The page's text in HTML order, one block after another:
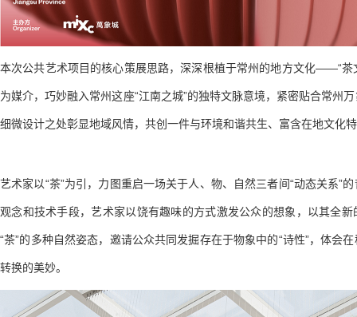
本次公共艺术项目的核心策展思路，深深根植于常州的地方文化——“茶
为媒介，巧妙融入常州这座“江南之城”的独特文脉意境，紧密贴合常州
细微设计之处彰显地域风情，共创一件与环境和谐共生、富含在地文化
艺术家以“茶”为引，力图重启一场关于人、物、自然三者间“动态关系”
观念和技术手段，艺术家以饶有趣味的方式激发公众的想象，以其全
“茶”的多种自然姿态，邀请公众共同发掘存在于物象中的“诗性”，体会
转换的美妙。